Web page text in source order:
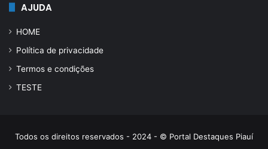
AJUDA
HOME
Política de privacidade
Termos e condições
TESTE
Todos os direitos reservados - 2024 - © Portal Destaques Piauí